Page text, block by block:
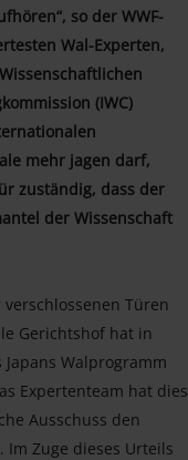
so der WWF-
Wal-Experten,
(IWC)
mehr jagen darf,
zuständig, dass der
der Wissenschaft
Türen
Gerichtshof hat in
Walprogramm
Expertenteam hat dies
Ausschuss den
Im Zuge dieses Urteils